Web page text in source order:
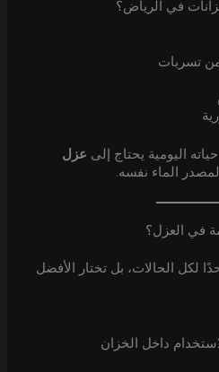
في الرياض؟
من تسربات
اليومية يحتاج إلى عزل
الماء نفسه.
في العزل؟
لكل الحالات، بل تختار الأفضل
داخل الخزان